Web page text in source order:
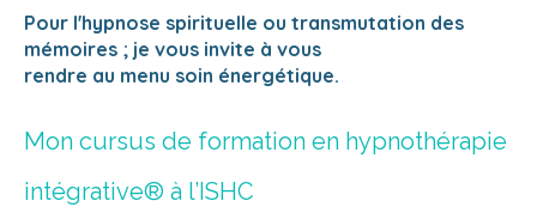
Pour l'hypnose spirituelle ou transmutation des
mémoires ; je vous invite à vous
rendre au menu soin énergétique.
Mon cursus de formation en hypnothérapie
intégrative® à l’ISHC